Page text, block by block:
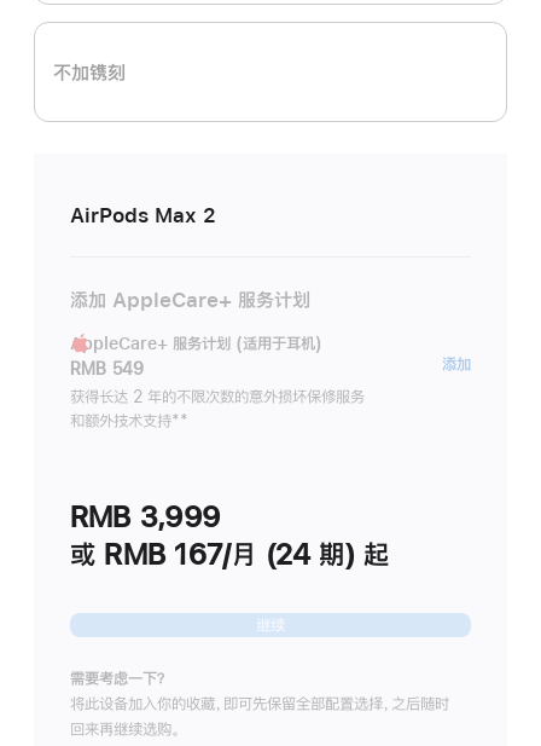
不加镌刻
AirPods Max 2
添加 AppleCare+ 服务计划
AppleCare+ 服务计划 (适用于耳机)
RMB 549
获得长达 2 年的不限次数的意外损坏保修服务
和额外技术支持脚
**
添加
RMB 3,999
或 RMB 167/月 (24 期) 起
继续
需要考虑一下？
将此设备加入你的收藏，即可先保留全部配置选择，之后随时
回来再继续选购。